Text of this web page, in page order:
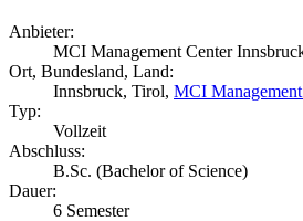
Anbieter:
MCI Management Center
Ort, Bundesland, Land:
Innsbruck, Tirol, MCI
Typ:
Vollzeit
Abschluss:
B.Sc. (Bachelor of Science)
Dauer:
6 Semester